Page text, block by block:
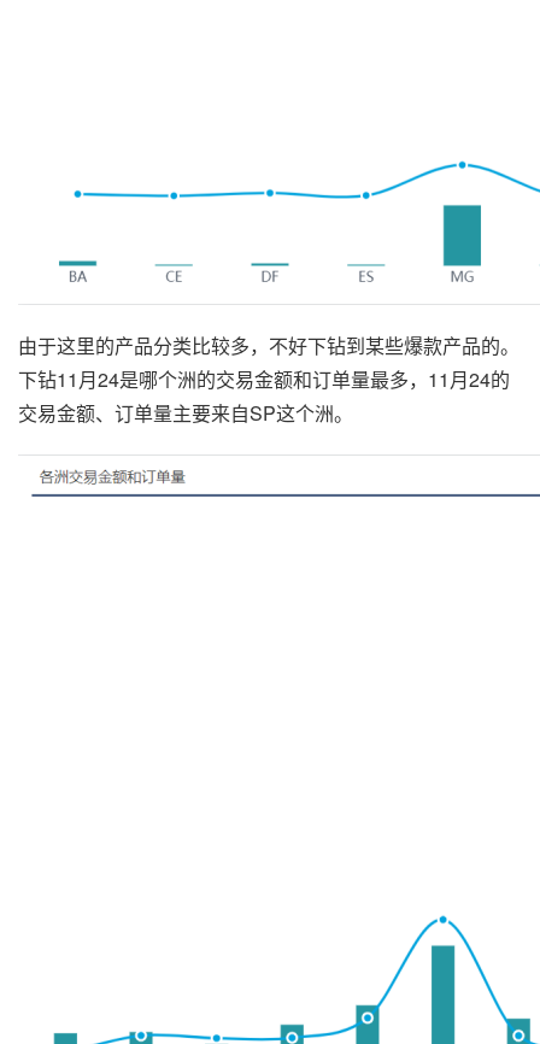
由于这里的产品分类比较多，不好下钻到某些爆款产品的。
下钻11月24是哪个洲的交易金额和订单量最多，11月24的
交易金额、订单量主要来自SP这个洲。